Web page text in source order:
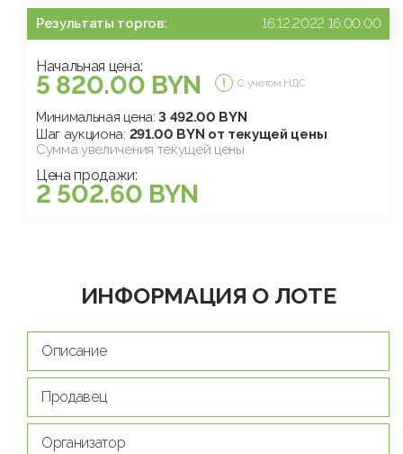
Результаты торгов: 16.12.2022 16:00:00
Начальная цена:
5 820.00 BYN С учетом НДС
Минимальная цена:3 492.00 BYN
Шаг аукциона: 291.00 BYN от текущей цены
Сумма увеличения текущей цены
Цена продажи:
2 502.60 BYN
ИНФОРМАЦИЯ О ЛОТЕ
Описание
Продавец
Организатор